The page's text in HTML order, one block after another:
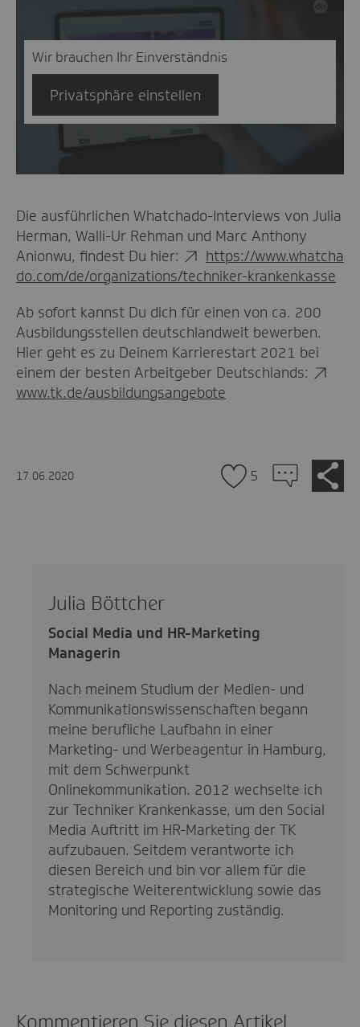
Abspielen
Wir brauchen Ihr Einverständnis
Privatsphäre einstellen
Die ausführlichen Whatchado-Interviews von Julia
Herman, Walli-Ur Rehman und Marc Anthony
Anionwu, findest Du hier:
https://www.whatcha
do.com/de/organizations/techniker-krankenkasse
Ab sofort kannst Du dich für einen von ca. 200
Ausbildungsstellen deutschlandweit bewerben.
Hier geht es zu Deinem Karrierestart 2021 bei
einem der besten Arbeitgeber Deutschlands:
www.tk.de/ausbildungsangebote
17.06.2020 5
Zu
den
Julia Böttcher
Social Media und HR-Marketing
Managerin
Nach meinem Studium der Medien- und
Kommunikationswissenschaften begann
meine berufliche Laufbahn in einer
Marketing- und Werbeagentur in Hamburg,
mit dem Schwerpunkt
Onlinekommunikation. 2012 wechselte ich
zur Techniker Krankenkasse, um den Social
Media Auftritt im HR-Marketing der TK
aufzubauen. Seitdem verantworte ich
diesen Bereich und bin vor allem für die
strategische Weiterentwicklung sowie das
Monitoring und Reporting zuständig.
Kommentieren Sie diesen Artikel